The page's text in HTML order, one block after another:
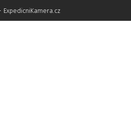
ExpedicniKamera.cz